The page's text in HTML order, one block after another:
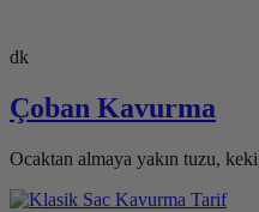
dk
Çoban Kavurma
Ocaktan almaya yakın tuzu,
Tarif